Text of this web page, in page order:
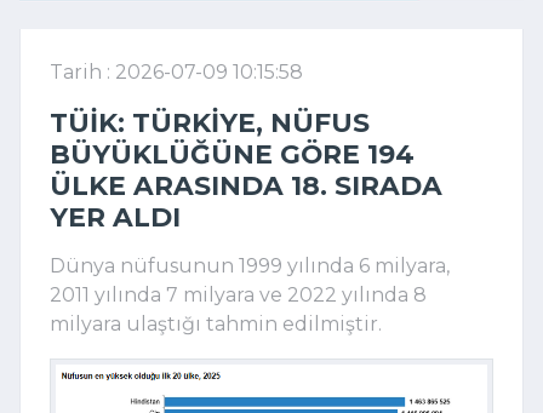
Tarih : 2026-07-09 10:15:58
TÜİK: TÜRKIYE, NÜFUS
BÜYÜKLÜĞÜNE GÖRE 194
ÜLKE ARASINDA 18. SIRADA
YER ALDI
Dünya nüfusunun 1999 yılında 6 milyara,
2011 yılında 7 milyara ve 2022 yılında 8
milyara ulaştığı tahmin edilmiştir.